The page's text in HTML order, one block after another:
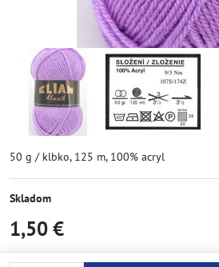
50 g / klbko, 125 m, 100% acryl
Skladom
1,50 €